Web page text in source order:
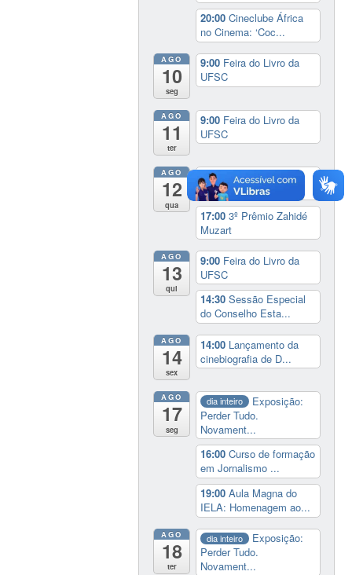
20:00Cineclube África
no Cinema: ‘Coc...
AGO
10
seg
9:00 Feira do Livro da
UFSC
AGO
11
ter
9:00 Feira do Livro da
UFSC
AGO
12
qua
9:00
Feira do Livro da
UFSC
17:003º Prêmio Zahidé
Muzart
AGO
13
qui
9:00 Feira do Livro da
UFSC
14:30Sessão Especial
do Conselho Esta...
AGO
14
sex
14:00 Lançamento da
cinebiografia de D...
AGO
17
seg
dia inteiro
Exposição:
Perder Tudo.
Novament...
16:00Curso de formação
em Jornalismo ...
19:00Aula Magna do
IELA: Homenagem ao...
AGO
18
ter
dia inteiro
Exposição:
Perder Tudo.
Novament...